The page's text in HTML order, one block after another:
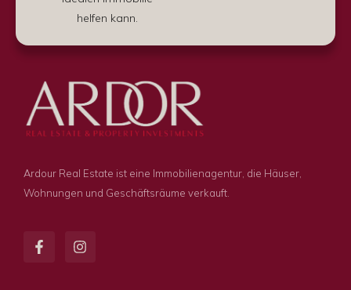
helfen kann.
Ardour Real Estate ist eine Immobilienagentur, die Häuser,
Wohnungen und Geschäftsräume verkauft.